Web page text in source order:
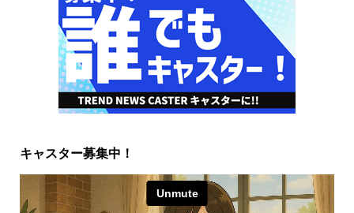
キャスター募集中！